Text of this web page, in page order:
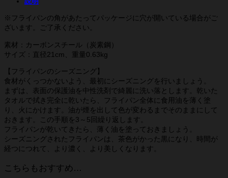
※フライパンの角があたってパッケージに穴が開いている場合がご
ざいます。ご了承ください。
素材：カーボンスチール（炭素鋼）
サイズ：直径21cm、重量0.63kg
【フライパンのシーズニング】
食材がくっつかないよう、最初にシーズニングを行いましょう。
まずは、表面の保護油を中性洗剤で綺麗に洗い落とします。乾いた
タオルで拭き完全に乾いたら、フライパン全体に食用油を薄く塗
り、火にかけます。油が煙を出して色が変わるまでそのままにして
おきます。この手順を3～5回繰り返します。
フライパンが乾いてきたら、薄く油を塗っておきましょう。
シーズニングされたフライパンは、茶色がかった黒になり、時間が
経つにつれて、より濃く、より美しくなります。
こちらもおすすめ…